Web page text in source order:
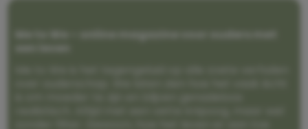
Me to We – online magazine voor ouders met